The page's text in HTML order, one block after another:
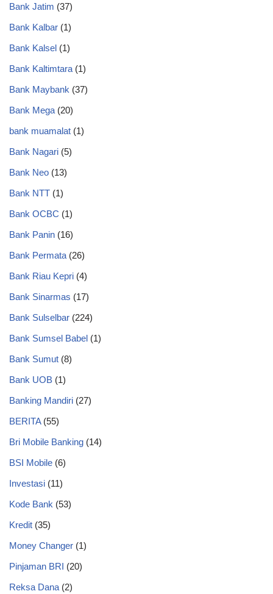
Bank Jatim (37)
Bank Kalbar (1)
Bank Kalsel (1)
Bank Kaltimtara (1)
Bank Maybank (37)
Bank Mega (20)
bank muamalat (1)
Bank Nagari (5)
Bank Neo (13)
Bank NTT (1)
Bank OCBC (1)
Bank Panin (16)
Bank Permata (26)
Bank Riau Kepri (4)
Bank Sinarmas (17)
Bank Sulselbar (224)
Bank Sumsel Babel (1)
Bank Sumut (8)
Bank UOB (1)
Banking Mandiri (27)
BERITA(55)
Bri Mobile Banking (14)
BSI Mobile (6)
Investasi (11)
Kode Bank (53)
Kredit (35)
Money Changer (1)
Pinjaman BRI (20)
Reksa Dana (2)